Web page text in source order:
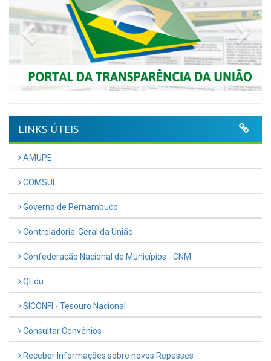
Previous
LINKS ÚTEIS
AMUPE
COMSUL
Governo de Pernambuco
Controladoria-Geral da União
Confederação Nacional de Municípios - CNM
QEdu
SICONFI - Tesouro Nacional
Consultar Convênios
Receber Informações sobre novos Repasses